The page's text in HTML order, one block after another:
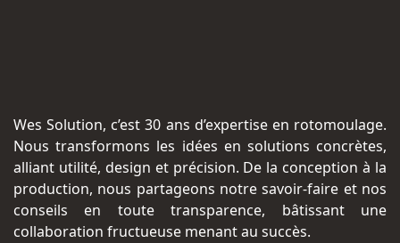
Wes Solution, c’est 30 ans d’expertise en rotomoulage.
Nous transformons les idées en solutions concrètes,
alliant utilité, design et précision. De la conception à la
production, nous partageons notre savoir-faire et nos
conseils en toute transparence, bâtissant une
collaboration fructueuse menant au succès.